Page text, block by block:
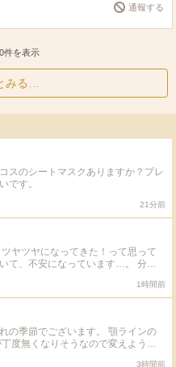
通報する
件を表示
みる…
スのシートマスクありますか？プレ
です。
21分前
ヤツヤになってきた！って思って
、不安になっています…。 分か
ところ、 ・肌荒れ→無し ・洗顔や
ごわつき→無し です。 他にもあれ
1時間前
の季節でございます。 顎ラインの
度無くなりそうなので変えようと
を置くか、ビタミンCかアゼライン
3時間前